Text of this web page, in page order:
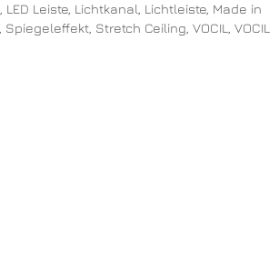
LED Leiste, Lichtkanal Lichtleiste, Made in
Spiegeleffekt Stretch Ceiling VOCIL
VOCIL